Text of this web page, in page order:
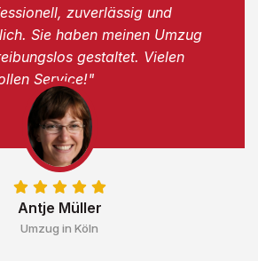
Antje Müller
Umzug in Köln
zuverlässig und
Sie haben meinen Umzug
gestaltet. Vielen
Service!"